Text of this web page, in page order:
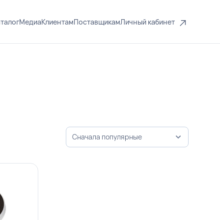
МедиаКлиентамПоставщикамЛичный кабинет
Сначала популярные